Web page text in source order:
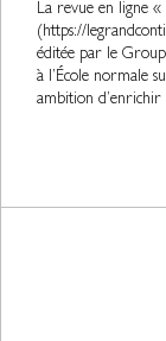
La revue en ligne
(https://
éditée par le
à l’École normale
ambition d’enrichir